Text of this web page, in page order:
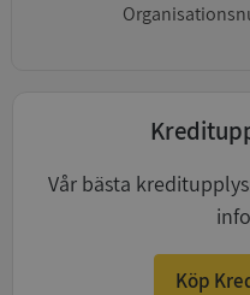
Vår bästa
Köp